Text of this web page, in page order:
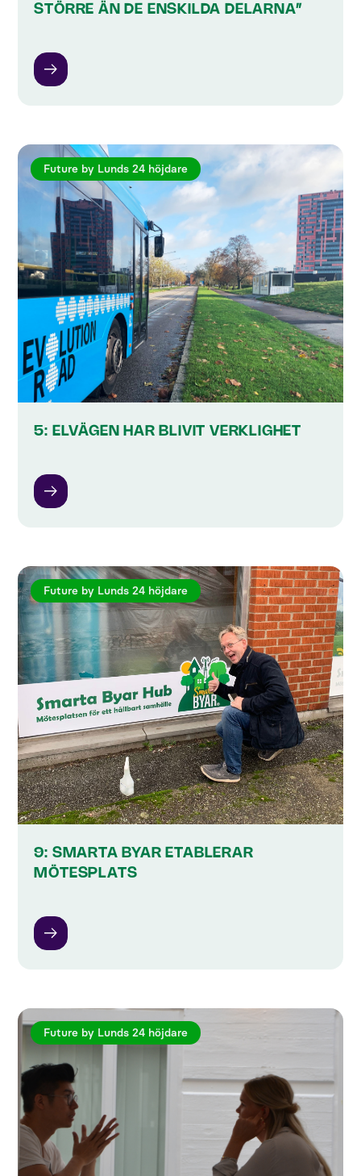
STÖRRE ÄN DE ENSKILDA DELARNA”
Future by Lunds 24 höjdare
5: ELVÄGEN HAR BLIVIT VERKLIGHET
Future by Lunds 24 höjdare
9: SMARTA BYAR ETABLERAR
MÖTESPLATS
Future by Lunds 24 höjdare